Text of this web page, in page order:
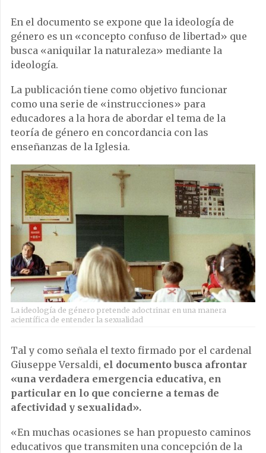
En el documento se expone que la ideología de
género es un «concepto confuso de libertad» que
busca «aniquilar la naturaleza» mediante la
ideología.
La publicación tiene como objetivo funcionar
como una serie de «instrucciones» para
educadores a la hora de abordar el tema de la
teoría de género en concordancia con las
enseñanzas de la Iglesia.
La ideología de género pretende adoctrinar en una manera
acientífica de entender la sexualidad
Tal y como señala el texto firmado por el cardenal
Giuseppe Versaldi, el documento busca afrontar
«una verdadera emergencia educativa, en
particular en lo que concierne a temas de
afectividad y sexualidad».
«En muchas ocasiones se han propuesto caminos
educativos que transmiten una concepción de la